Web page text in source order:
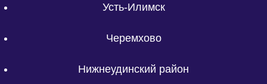
Усть-Илимск
Черемхово
Нижнеудинский район